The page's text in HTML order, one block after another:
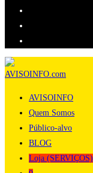
AVISOINFO
Quem Somos
Público-alvo
BLOG
Loja (SERVIÇOS)